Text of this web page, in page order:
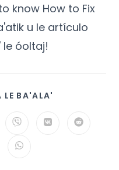
know How to Fix
u le artículo
le óoltaj!
LE BA'ALA'